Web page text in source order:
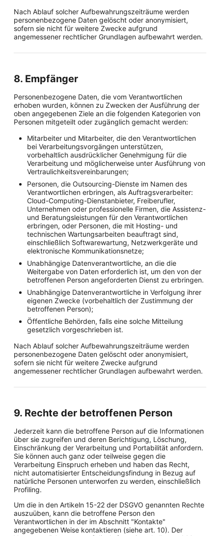
Nach Ablauf solcher Aufbewahrungszeiträume werden
personenbezogene Daten gelöscht oder anonymisiert,
sofern sie nicht für weitere Zwecke aufgrund
angemessener rechtlicher Grundlagen aufbewahrt werden.
8. Empfänger
Personenbezogene Daten, die vom Verantwortlichen
erhoben wurden, können zu Zwecken der Ausführung der
oben angegebenen Ziele an die folgenden Kategorien von
Personen mitgeteilt oder zugänglich gemacht werden:
Mitarbeiter und Mitarbeiter, die den Verantwortlichen
bei Verarbeitungsvorgängen unterstützen,
vorbehaltlich ausdrücklicher Genehmigung für die
Verarbeitung und möglicherweise unter Ausführung von
Vertraulichkeitsvereinbarungen;
Personen, die Outsourcing-Dienste im Namen des
Verantwortlichen erbringen, als Auftragsverarbeiter:
Cloud-Computing-Dienstanbieter, Freiberufler,
Unternehmen oder professionelle Firmen, die Assistenz-
und Beratungsleistungen für den Verantwortlichen
erbringen, oder Personen, die mit Hosting- und
technischen Wartungsarbeiten beauftragt sind,
einschließlich Softwarewartung, Netzwerkgeräte und
elektronische Kommunikationsnetze;
Unabhängige Datenverantwortliche, an die die
Weitergabe von Daten erforderlich ist, um den von der
betroffenen Person angeforderten Dienst zu erbringen.
Unabhängige Datenverantwortliche in Verfolgung ihrer
eigenen Zwecke (vorbehaltlich der Zustimmung der
betroffenen Person);
Öffentliche Behörden, falls eine solche Mitteilung
gesetzlich vorgeschrieben ist.
Nach Ablauf solcher Aufbewahrungszeiträume werden
personenbezogene Daten gelöscht oder anonymisiert,
sofern sie nicht für weitere Zwecke aufgrund
angemessener rechtlicher Grundlagen aufbewahrt werden.
9. Rechte der betroffenen Person
Jederzeit kann die betroffene Person auf die Informationen
über sie zugreifen und deren Berichtigung, Löschung,
Einschränkung der Verarbeitung und Portabilität anfordern.
Sie können auch ganz oder teilweise gegen die
Verarbeitung Einspruch erheben und haben das Recht,
nicht automatisierter Entscheidungsfindung in Bezug auf
natürliche Personen unterworfen zu werden, einschließlich
Profiling.
Um die in den Artikeln 15-22 der DSGVO genannten Rechte
auszuüben, kann die betroffene Person den
Verantwortlichen in der im Abschnitt "Kontakte"
angegebenen Weise kontaktieren (siehe art. 10). Der